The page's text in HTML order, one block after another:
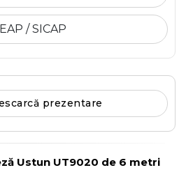
/ SICAP
prezentare
Ustun UT9020 de 6 metri